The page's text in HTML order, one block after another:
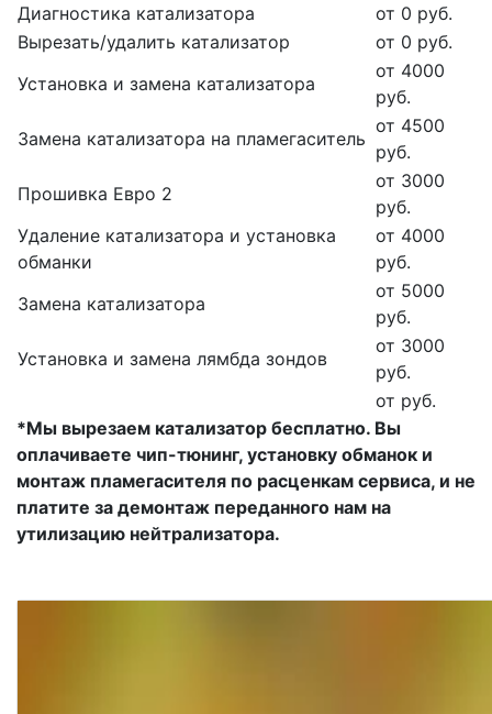
Диагностика катализатора
от 0 руб.
Вырезать/удалить катализатор
от 0 руб.
Установка и замена катализатора
от 4000
руб.
Замена катализатора на пламегаситель
от 4500
руб.
Прошивка Евро 2
от 3000
руб.
Удаление катализатора и установка
обманки
от 4000
руб.
Замена катализатора
от 5000
руб.
Установка и замена лямбда зондов
от 3000
руб.
от руб.
*Мы вырезаем катализатор бесплатно. Вы
оплачиваете чип-тюнинг, установку обманок и
монтаж пламегасителя по расценкам сервиса, и не
платите за демонтаж переданного нам на
утилизацию нейтрализатора.